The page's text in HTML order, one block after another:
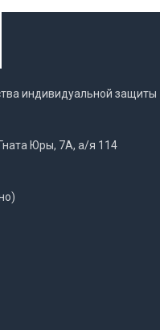
индивидуальной защиты
Юры, 7А, а/я 114